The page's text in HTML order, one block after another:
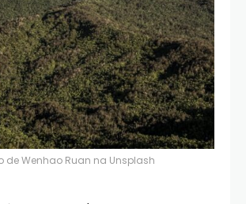
deWenhao Ruan na Unsplash